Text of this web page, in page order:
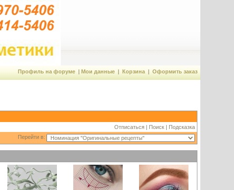
Профиль на форуме| Мои данные| Корзина| Оформить заказ
Отписаться| Поиск| Подсказка
Перейти в: